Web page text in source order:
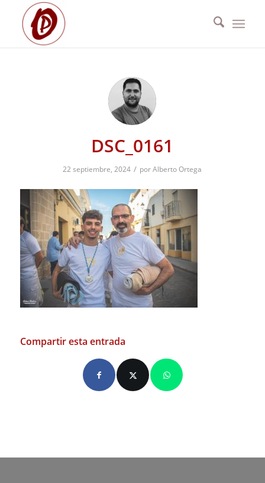
DSC_0161
22 septiembre, 2024 / porAlberto Ortega
Compartir esta entrada